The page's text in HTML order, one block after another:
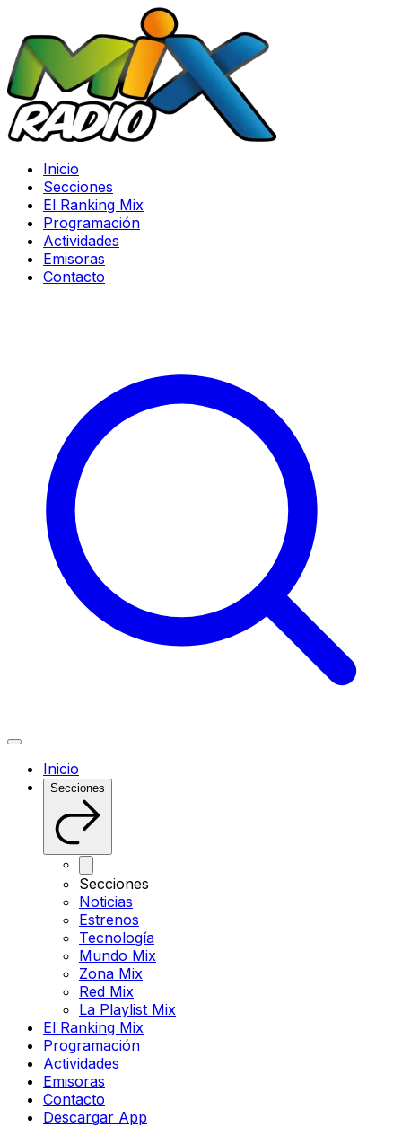
Inicio
Secciones
El Ranking Mix
Programación
Actividades
Emisoras
Contacto
Inicio
Secciones
Secciones
Noticias
Estrenos
Tecnología
Mundo Mix
Zona Mix
Red Mix
La Playlist Mix
El Ranking Mix
Programación
Actividades
Emisoras
Contacto
Descargar App